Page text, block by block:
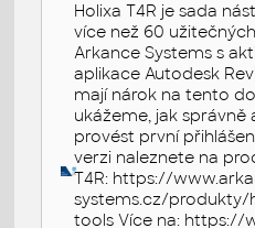
Holixa T4R je sada
více než 60
Arkance Systems s
aplikace Autodesk
mají nárok na tento
ukážeme, jak správně
provést první
verzi naleznete na
T4R: https://
systems.cz/produkty/
tools Více na: https://